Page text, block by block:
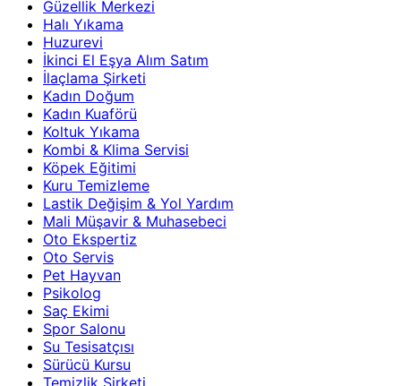
Güzellik Merkezi
Halı Yıkama
Huzurevi
İkinci El Eşya Alım Satım
İlaçlama Şirketi
Kadın Doğum
Kadın Kuaförü
Koltuk Yıkama
Kombi & Klima Servisi
Köpek Eğitimi
Kuru Temizleme
Lastik Değişim & Yol Yardım
Mali Müşavir & Muhasebeci
Oto Ekspertiz
Oto Servis
Pet Hayvan
Psikolog
Saç Ekimi
Spor Salonu
Su Tesisatçısı
Sürücü Kursu
Temizlik Şirketi